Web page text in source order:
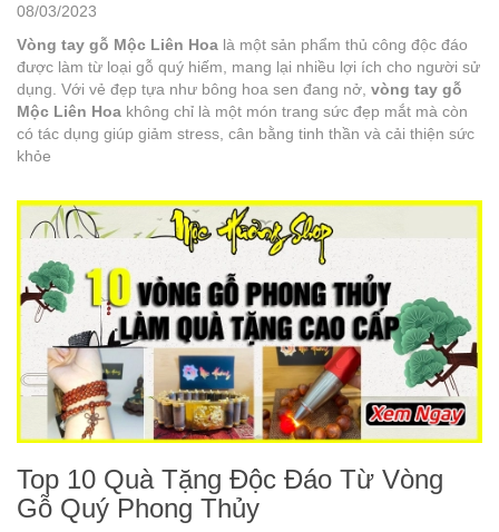
08/03/2023
Vòng tay gỗ Mộc Liên Hoa là một sản phẩm thủ công độc đáo
được làm từ loại gỗ quý hiếm, mang lại nhiều lợi ích cho người sử
dụng. Với vẻ đẹp tựa như bông hoa sen đang nở, vòng tay gỗ
Mộc Liên Hoa không chỉ là một món trang sức đẹp mắt mà còn
có tác dụng giúp giảm stress, cân bằng tinh thần và cải thiện sức
khỏe
Top 10 Quà Tặng Độc Đáo Từ Vòng
Gỗ Quý Phong Thủy